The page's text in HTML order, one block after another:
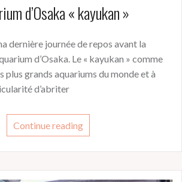
d’Osaka « kayukan »
dernière journée de repos avant la
d’Osaka. Le « kayukan » comme
plus grands aquariums du monde et à
d’abriter
Continue reading